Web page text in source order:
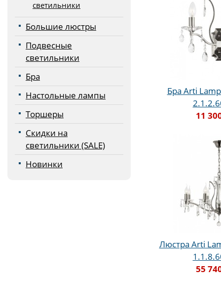
светильники
Большие люстры
Подвесные
светильники
Бра
Настольные лампы
Торшеры
Скидки на
светильники (SALE)
Новинки
Бра Arti
11
Люстра Arti
55